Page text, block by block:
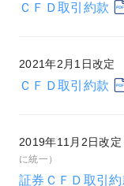
ＣＦＤ取引約款
2021年2月1日改定
ＣＦＤ取引約款
2019年11月2日改定
に統一）
証券ＣＦＤ取引約